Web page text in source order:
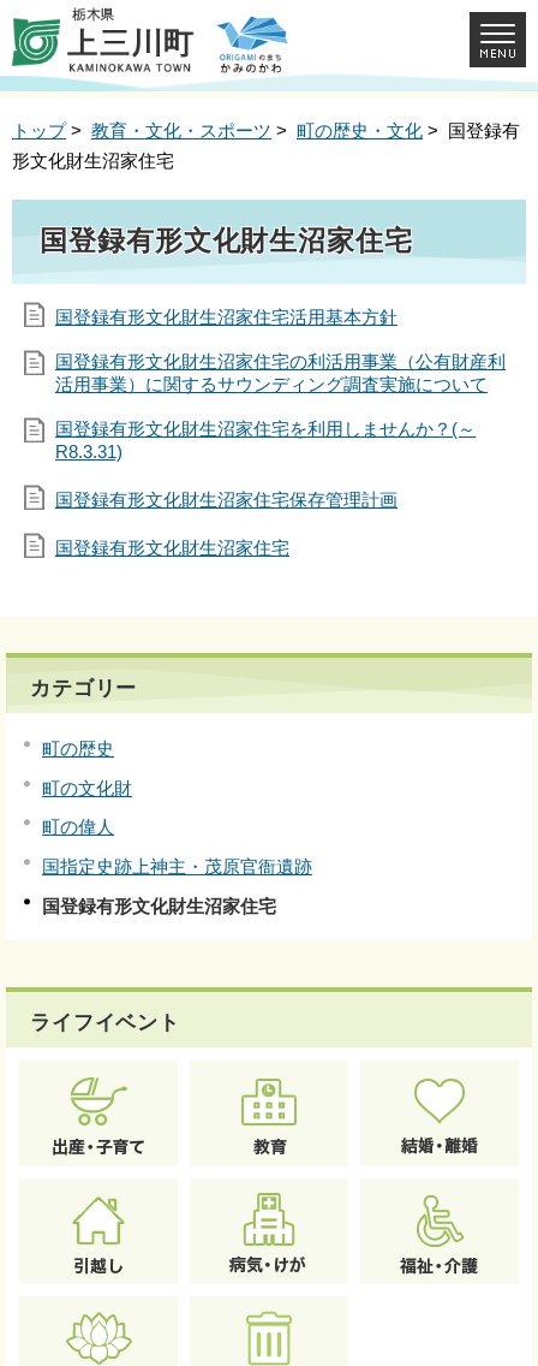
トップ> 教育・文化・スポーツ > 町の歴史・文化 > 国登録有
形文化財生沼家住宅
国登録有形文化財生沼家住宅
国登録有形文化財生沼家住宅活用基本方針
国登録有形文化財生沼家住宅の利活用事業（公有財産利
活用事業）に関するサウンディング調査実施について
国登録有形文化財生沼家住宅を利用しませんか？(～
R8.3.31)
国登録有形文化財生沼家住宅保存管理計画
国登録有形文化財生沼家住宅
カテゴリー
町の歴史
町の文化財
町の偉人
国指定史跡上神主・茂原官衙遺跡
国登録有形文化財生沼家住宅
ライフイベント